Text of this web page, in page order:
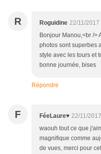
R Roguidine 22/11/2017
Bonjour Manou,<br />
photos sont superbes
style avec les tours et
bonne journée, bises
Répondre
F FéeLaure♥ 22/11/
waouh tout ce que
magnifique comme
de vues, merci pour